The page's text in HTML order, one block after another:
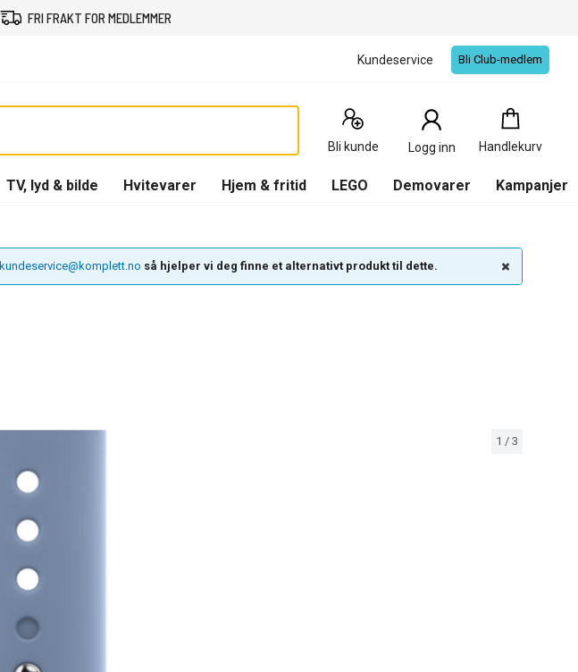
FRI FRAKT FOR MEDLEMMER
Kundeservice Bli Club-medlem
Bli kunde Logg inn Handlekurv
Handlekurv
0
Produkter
TV, lyd & bilde Hvitevarer Hjem & fritid LEGO Demovarer Kampanjer
kundeservice@komplett.no så hjelper vi deg finne et alternativt produkt til dette.
1 / 3